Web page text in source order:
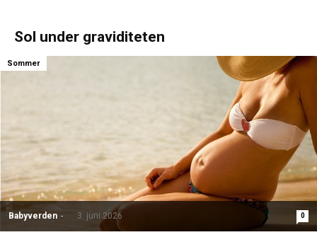
Sol under graviditeten
Babyverden - 3. juni 2026 0
Sommer